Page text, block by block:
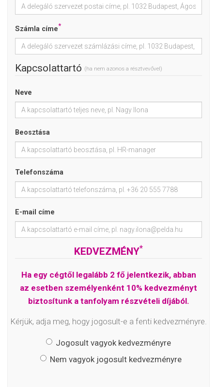
Számla címe*
Kapcsolattartó (ha nem azonos a résztvevővel)
Neve
Beosztása
Telefonszáma
E-mail címe
KEDVEZMÉNY*
Ha egy cégtől legalább 2 fő jelentkezik, abban
az esetben személyenként 10% kedvezményt
biztosítunk a tanfolyam részvételi díjából.
Kérjük, adja meg, hogy jogosult-e a fenti kedvezményre.
Jogosult vagyok kedvezményre
Nem vagyok jogosult kedvezményre